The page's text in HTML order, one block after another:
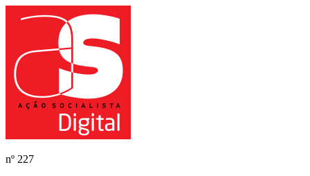
nº 227